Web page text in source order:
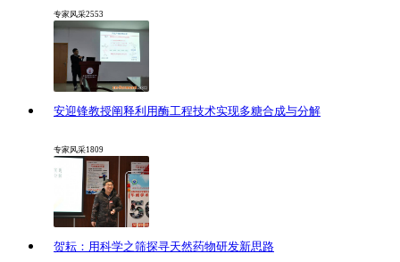
专家风采2553
安迎锋教授阐释利用酶工程技术实现多糖合成与分解
专家风采1809
贺耘：用科学之筛探寻天然药物研发新思路